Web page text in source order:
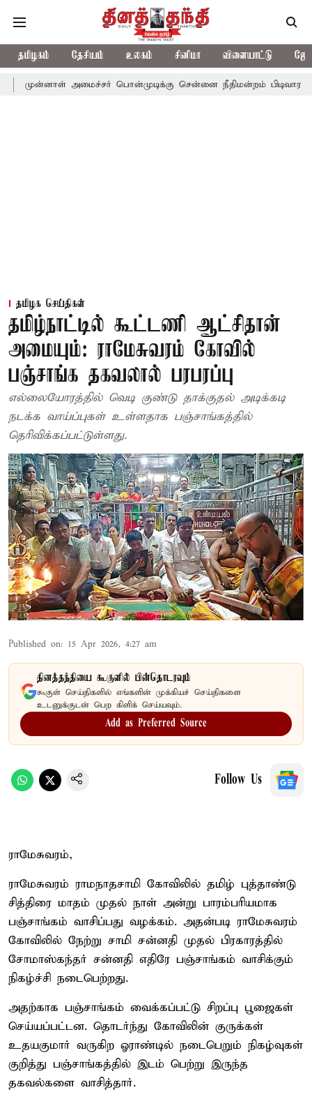
தமிழகம் தேசியம் உலகம் சினிமா விளையாட்டு
அமைச்சர் பொன்முடிக்கு சென்னை நீதிமன்றம் பிடிவாராண்ட்
தமிழக செய்திகள்
தமிழ்நாட்டில் கூட்டணி ஆட்சிதான்
அமையும்: ராமேசுவரம் கோவில்
பஞ்சாங்க தகவலால் பரபரப்பு
எல்லையோரத்தில் வெடி குண்டு தாக்குதல் அடிக்கடி
நடக்க வாய்ப்புகள் உள்ளதாக பஞ்சாங்கத்தில்
தெரிவிக்கப்பட்டுள்ளது.
Published on: 15 Apr 2026, 4:27 am
தினத்தந்தியை கூகுளில் பின்தொடரவும்
கூகுள் செய்திகளில் எங்களின் முக்கியச் செய்திகளை
உடனுக்குடன் பெற கிளிக் செய்யவும்.
Add as Preferred Source
Follow Us
ராமேசுவரம்,
ராமேசுவரம் ராமநாதசாமி கோவிலில் தமிழ் புத்தாண்டு
சித்திரை மாதம் முதல் நாள் அன்று பாரம்பரியமாக
பஞ்சாங்கம் வாசிப்பது வழக்கம். அதன்படி ராமேசுவரம்
கோவிலில் நேற்று சாமி சன்னதி முதல் பிரகாரத்தில்
சோமாஸ்கந்தர் சன்னதி எதிரே பஞ்சாங்கம் வாசிக்கும்
நிகழ்ச்சி நடைபெற்றது.
அதற்காக பஞ்சாங்கம் வைக்கப்பட்டு சிறப்பு பூஜைகள்
செய்யப்பட்டன. தொடர்ந்து கோவிலின் குருக்கள்
உதயகுமார் வருகிற ஓராண்டில் நடைபெறும் நிகழ்வுகள்
குறித்து பஞ்சாங்கத்தில் இடம் பெற்று இருந்த
தகவல்களை வாசித்தார்.